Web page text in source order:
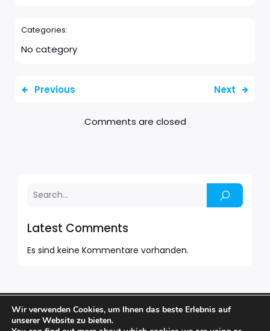
Latest Comments
Es sind keine Kommentare vorhanden.
Categories:
No category
Previous Next
Comments are closed
© 2026 BARFUSS BAR. Created with
using WordPress
and Kubio
Wir verwenden Cookies, um Ihnen das beste Erlebnis auf
unserer Website zu bieten.